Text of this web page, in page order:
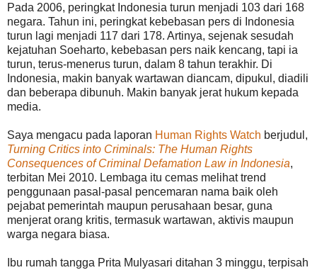
Pada 2006, peringkat Indonesia turun menjadi 103 dari 168
negara. Tahun ini, peringkat kebebasan pers di Indonesia
turun lagi menjadi 117 dari 178. Artinya, sejenak sesudah
kejatuhan Soeharto, kebebasan pers naik kencang, tapi ia
turun, terus-menerus turun, dalam 8 tahun terakhir. Di
Indonesia, makin banyak wartawan diancam, dipukul, diadili
dan beberapa dibunuh. Makin banyak jerat hukum kepada
media.
Saya mengacu pada laporan Human Rights Watch berjudul,
Turning Critics into Criminals: The Human Rights
Consequences of Criminal Defamation Law in Indonesia,
terbitan Mei 2010. Lembaga itu cemas melihat trend
penggunaan pasal-pasal pencemaran nama baik oleh
pejabat pemerintah maupun perusahaan besar, guna
menjerat orang kritis, termasuk wartawan, aktivis maupun
warga negara biasa.
Ibu rumah tangga Prita Mulyasari ditahan 3 minggu, terpisah